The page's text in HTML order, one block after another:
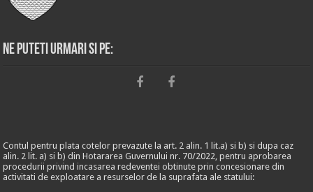
Ne puteti urmari si pe:
Contul pentru plata cotelor prevazute la art. 2 alin. 1 lit.a) si b) si dupa caz
alin. 2 lit. a) si b) din Hotararea Guvernului nr. 70/2022, pentru aprobarea
procedurii privind incasarea redeventei obtinute prin concesionare din
activitati de exploatare a resurselor de la suprafata ale statului: